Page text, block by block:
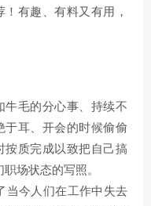
有趣、有料又有用，
牛毛的分心事、持续不
于耳、开会的时候偷偷
按质完成以致把自己搞
场状态的写照。
当今人们在工作中失去